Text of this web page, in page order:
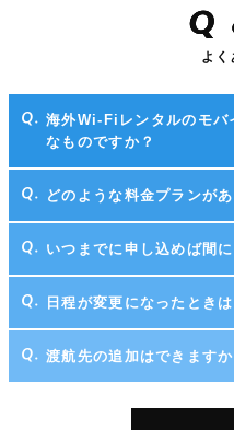
Q
よく
海外Wi-Fiレンタルのモバ
なものですか？
どのような料金プランが
いつまでに申し込めば間
日程が変更になったとき
渡航先の追加はできますか